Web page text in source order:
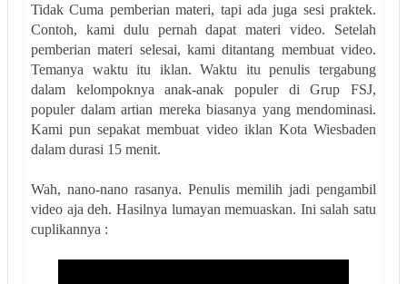
Tidak Cuma pemberian materi, tapi ada juga sesi praktek.
Contoh, kami dulu pernah dapat materi video. Setelah
pemberian materi selesai, kami ditantang membuat video.
Temanya waktu itu iklan. Waktu itu penulis tergabung
dalam kelompoknya anak-anak populer di Grup FSJ,
populer dalam artian mereka biasanya yang mendominasi.
Kami pun sepakat membuat video iklan Kota Wiesbaden
dalam durasi 15 menit.
Wah, nano-nano rasanya. Penulis memilih jadi pengambil
video aja deh. Hasilnya lumayan memuaskan. Ini salah satu
cuplikannya :